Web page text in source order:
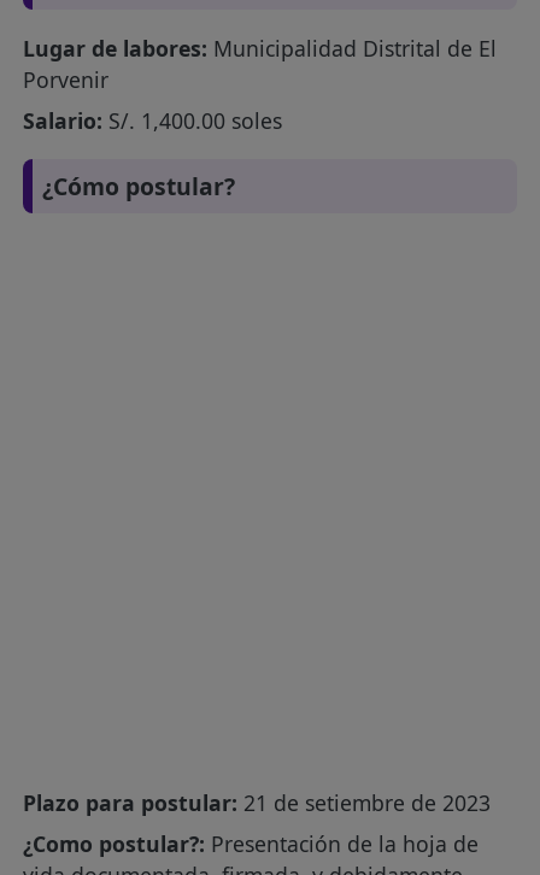
Lugar de labores: Municipalidad Distrital de El
Porvenir
Salario: S/. 1,400.00 soles
¿Cómo postular?
Plazo para postular: 21 de setiembre de 2023
¿Como postular?: Presentación de la hoja de